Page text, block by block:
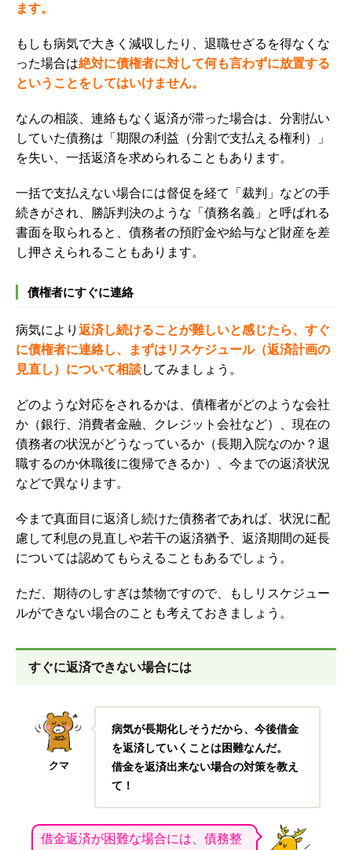
ます。
もしも病気で大きく減収したり、退職せざるを得なくな
った場合は絶対に債権者に対して何も言わずに放置する
ということをしてはいけません。
なんの相談、連絡もなく返済が滞った場合は、分割払い
していた債務は「期限の利益（分割で支払える権利）」
を失い、一括返済を求められることもあります。
一括で支払えない場合には督促を経て「裁判」などの手
続きがされ、勝訴判決のような「債務名義」と呼ばれる
書面を取られると、債務者の預貯金や給与など財産を差
し押さえられることもあります。
債権者にすぐに連絡
病気により 返済し続けることが難しいと感じたら、すぐ
に債権者に連絡し、まずはリスケジュール（返済計画の
見直し）について相談してみましょう。
どのような対応をされるかは、債権者がどのような会社
か（銀行、消費者金融、クレジット会社など）、現在の
債務者の状況がどうなっているか（長期入院なのか？退
職するのか休職後に復帰できるか）、今までの返済状況
などで異なります。
今まで真面目に返済し続けた債務者であれば、状況に配
慮して利息の見直しや若干の返済猶予、返済期間の延長
については認めてもらえることもあるでしょう。
ただ、期待のしすぎは禁物ですので、もし リスケジュー
ルができない場合のことも考えておきましょう。
すぐに返済できない場合には
クマ
病気が長期化しそうだから、今後借金
を返済していくことは困難なんだ。
借金を返済出来ない場合の対策を教え
て！
借金返済が困難な場合には、債務整